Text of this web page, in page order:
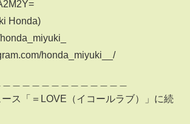
Honda)
honda_miyuki__/
ス「＝LOVE（イコールラブ）」に続